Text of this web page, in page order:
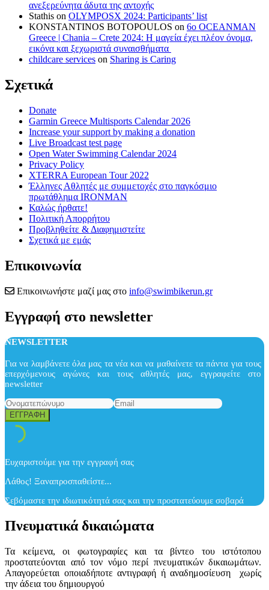
ανεξερεύνητα άδυτα της αντοχής
Stathis on OLYMPOSX 2024: Participants’ list
KONSTANTINOS BOTOPOULOS on 6ο OCEANMAN
Greece | Chania – Crete 2024: Η μαγεία έχει πλέον όνομα,
εικόνα και ξεχωριστά συναισθήματα
childcare services on Sharing is Caring
Σχετικά
Donate
Garmin Greece Multisports Calendar 2026
Increase your support by making a donation
Live Broadcast test page
Open Water Swimming Calendar 2024
Privacy Policy
XTERRA European Tour 2022
Έλληνες Αθλητές με συμμετοχές στο παγκόσμιο
πρωτάθλημα IRONMAN
Καλώς ήρθατε!
Πολιτική Απορρήτου
Προβληθείτε & Διαφημιστείτε
Σχετικά με εμάς
Επικοινωνία
Επικοινωνήστε μαζί μας στο info@swimbikerun.gr
Εγγραφή στο newsletter
NEWSLETTER
Για να λαμβάνετε όλα μας τα νέα και να μαθαίνετε τα πάντα για τους
επερχόμενους αγώνες και τους αθλητές μας, εγγραφείτε στο
newsletter
Ευχαριστούμε για την εγγραφή σας
Λάθος! Ξαναπροσπαθείστε...
Σεβόμαστε την ιδιωτικότητά σας και την προστατεύουμε σοβαρά
Πνευματικά δικαιώματα
Τα κείμενα, οι φωτογραφίες και τα βίντεο του ιστότοπου
προστατεύονται από τον νόμο περί πνευματικών δικαιωμάτων.
Απαγορεύεται οποιαδήποτε αντιγραφή ή αναδημοσίευση χωρίς
την άδεια του δημιουργού